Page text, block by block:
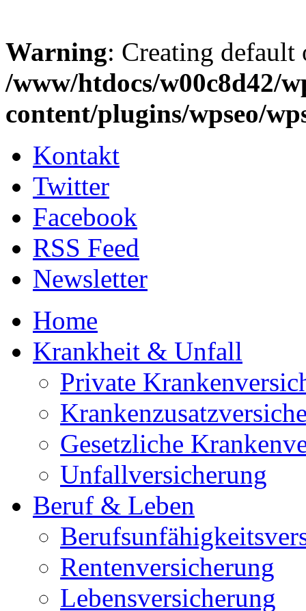
Warning: Creating
/www/htdocs/w00c8d42/
content/plugins/wpseo/
Kontakt
Twitter
Facebook
RSS Feed
Newsletter
Home
Krankheit & Unfall
Private
Gesetzliche
Unfallversicherung
Beruf & Leben
Rentenversicherung
Lebensversicherung